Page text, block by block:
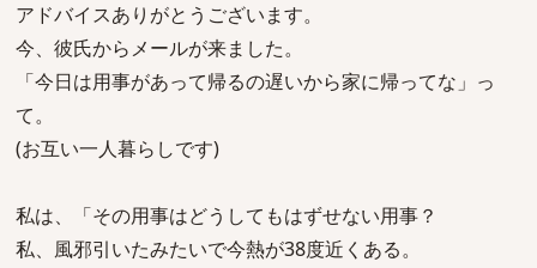
アドバイスありがとうございます。
今、彼氏からメールが来ました。
「今日は用事があって帰るの遅いから家に帰ってな」っ
て。
(お互い一人暮らしです)
私は、「その用事はどうしてもはずせない用事？
私、風邪引いたみたいで今熱が38度近くある。